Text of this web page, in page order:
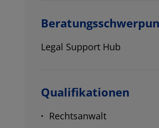
Legal Support Hub
Qualifikationen
Rechtsanwalt